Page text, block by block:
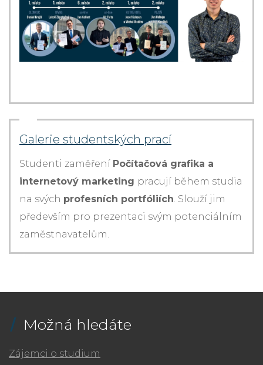
Galerie studentských prací
Studenti zaměření Počítačová grafika a
internetový marketing pracují během studia
na svých profesních portfóliích. Slouží jim
především pro prezentaci svým potenciálním
zaměstnavatelům.
Možná hledáte
Zájemci o studium